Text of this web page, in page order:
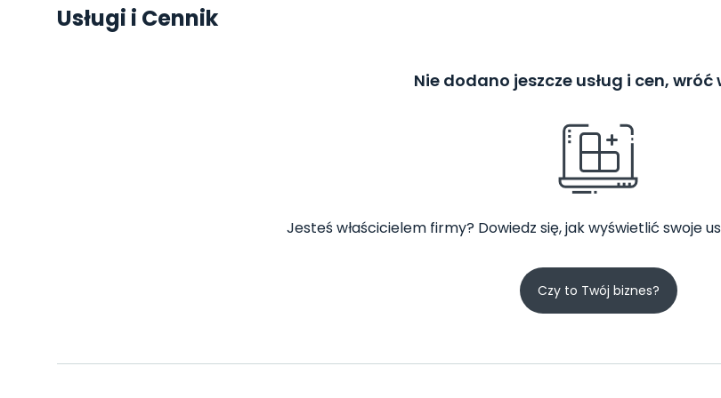
Usługi i Cennik
Nie dodano jeszcze usług i cen, wróć
Jesteś właścicielem firmy? Dowiedz się, jak wyświetlić swoje
Czy to Twój biznes?